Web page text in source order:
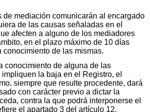
de mediación comunicarán al encargado
de las causas señaladas en el
afecten a alguno de los mediadores
en el plazo máximo de 10 días
conocimiento de las mismas.
conocimiento de alguna de las
la baja en el Registro, el
siempre que resulte procedente, dará
con carácter previo a dictar la
contra la que podrá interponerse el
el apartado 3 del artículo 12.